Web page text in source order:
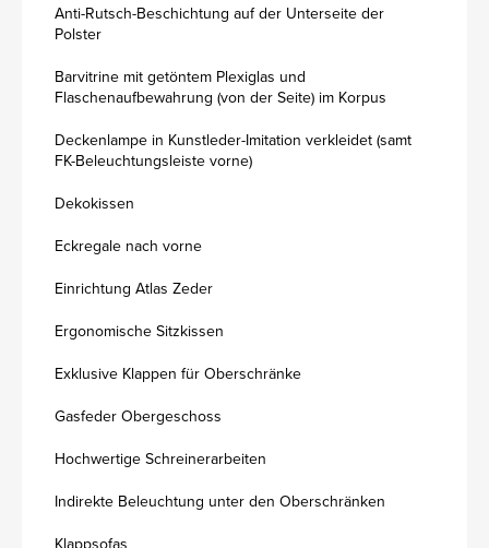
Anti-Rutsch-Beschichtung auf der Unterseite der
Polster
Barvitrine mit getöntem Plexiglas und
Flaschenaufbewahrung (von der Seite) im Korpus
Deckenlampe in Kunstleder-Imitation verkleidet (samt
FK-Beleuchtungsleiste vorne)
Dekokissen
Eckregale nach vorne
Einrichtung Atlas Zeder
Ergonomische Sitzkissen
Exklusive Klappen für Oberschränke
Gasfeder Obergeschoss
Hochwertige Schreinerarbeiten
Indirekte Beleuchtung unter den Oberschränken
Klappsofas